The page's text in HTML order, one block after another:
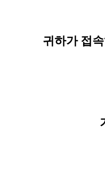
귀하가 접